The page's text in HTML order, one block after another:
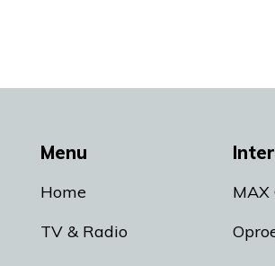
Menu
Home
TV & Radio
MAX